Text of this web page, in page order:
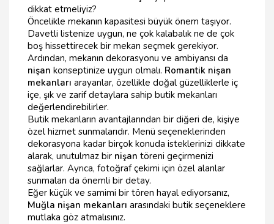
dikkat etmeliyiz?
Öncelikle mekanın kapasitesi büyük önem taşıyor.
Davetli listenize uygun, ne çok kalabalık ne de çok
boş hissettirecek bir mekan seçmek gerekiyor.
Ardından, mekanın dekorasyonu ve ambiyansı da
nişan konseptinize uygun olmalı. Romantik nişan
mekanları arayanlar, özellikle doğal güzelliklerle iç
içe, şık ve zarif detaylara sahip butik mekanları
değerlendirebilirler.
Butik mekanların avantajlarından bir diğeri de, kişiye
özel hizmet sunmalarıdır. Menü seçeneklerinden
dekorasyona kadar birçok konuda isteklerinizi dikkate
alarak, unutulmaz bir nişan töreni geçirmenizi
sağlarlar. Ayrıca, fotoğraf çekimi için özel alanlar
sunmaları da önemli bir detay.
Eğer küçük ve samimi bir tören hayal ediyorsanız,
Muğla nişan mekanları arasındaki butik seçeneklere
mutlaka göz atmalısınız.